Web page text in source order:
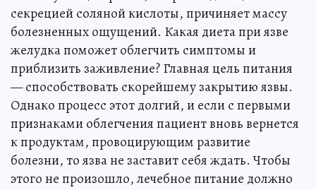
секрецией соляной кислоты, причиняет массу
болезненных ощущений. Какая диета при язве
желудка поможет облегчить симптомы и
приблизить заживление? Главная цель питания
— способствовать скорейшему закрытию язвы.
Однако процесс этот долгий, и если с первыми
признаками облегчения пациент вновь вернется
к продуктам, провоцирующим развитие
болезни, то язва не заставит себя ждать. Чтобы
этого не произошло, лечебное питание должно